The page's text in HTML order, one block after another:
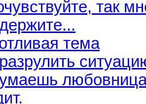
так
тема